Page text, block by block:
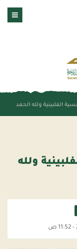
الفلبينية ولله الحمد
ولله